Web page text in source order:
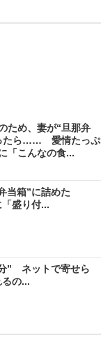
ため、妻が“旦那弁
たら…… 愛情たっぷ
「こんなの食...
当箱”に詰めた
盛り付...
” ネットで寄せら
の...